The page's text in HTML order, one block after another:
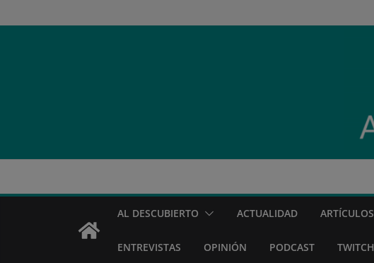
al
AL DESCUBIERTO ACTUALIDAD ARTÍCULOS
ENTREVISTAS OPINIÓN PODCAST TWITCH